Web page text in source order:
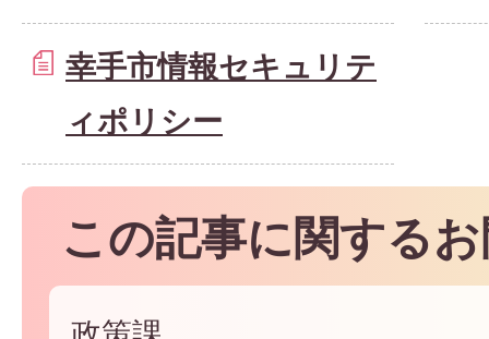
幸手市情報セキュリテ
ィポリシー
この記事に関する